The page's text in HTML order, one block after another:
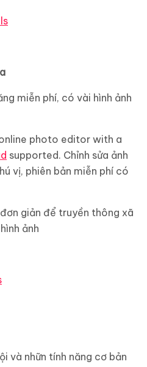
miễn phí, có vài hình ảnh
photo editor with a
supported. Chỉnh sửa ảnh
vị, phiên bản miễn phí có
giản để truyền thông xã
hình ảnh
và nhữn tính năng cơ bản